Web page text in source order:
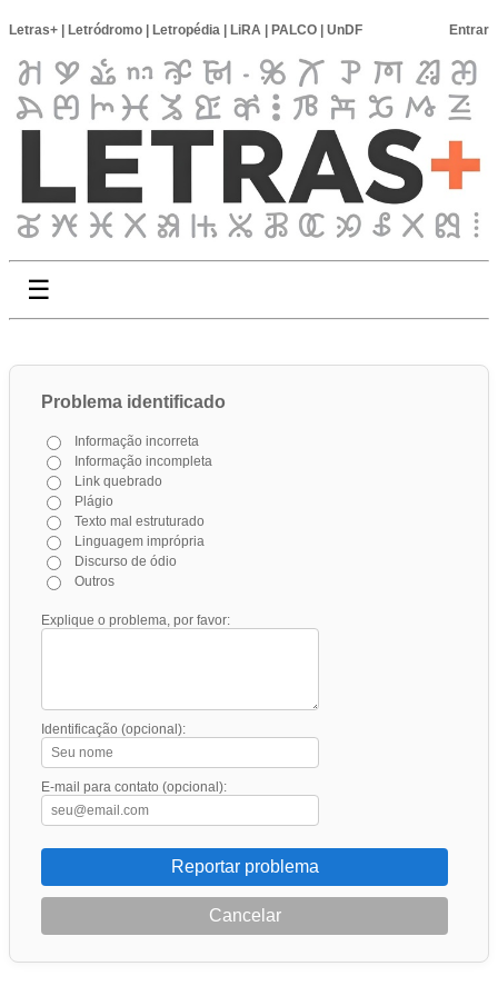
Letras+ Letródromo Letropédia LiRA PALCO UnDF Entrar
☰
Problema identificado
Informação incorreta
Informação incompleta
Link quebrado
Plágio
Texto mal estruturado
Linguagem imprópria
Discurso de ódio
Outros
Explique o problema, por favor:
Identificação (opcional):
E-mail para contato (opcional):
Reportar problema
Cancelar